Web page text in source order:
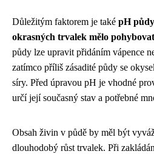
Důležitým faktorem je také pH
okrasných trvalek mělo
půdy lze upravit přidáním vápence
zatímco příliš zásadité půdy se
síry. Před úpravou pH je vhodné
určí její současný stav a potřebné
Obsah živin v půdě by měl být
dlouhodobý růst trvalek. Při